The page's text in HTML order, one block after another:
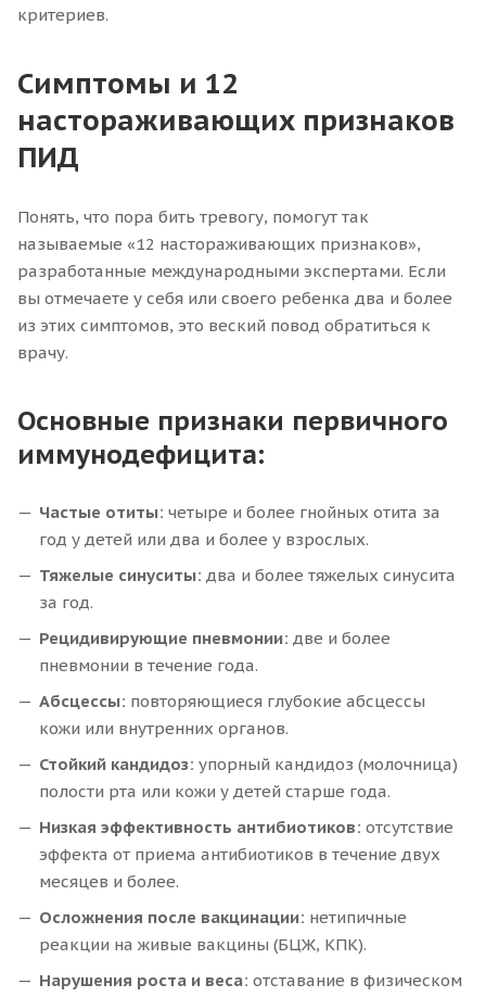
критериев.
Симптомы и 12
настораживающих признаков
ПИД
Понять, что пора бить тревогу, помогут так
называемые «12 настораживающих признаков»,
разработанные международными экспертами. Если
вы отмечаете у себя или своего ребенка два и более
из этих симптомов, это веский повод обратиться к
врачу.
Основные признаки первичного
иммунодефицита:
Частые отиты: четыре и более гнойных отита за
год у детей или два и более у взрослых.
Тяжелые синуситы: два и более тяжелых синусита
за год.
Рецидивирующие пневмонии: две и более
пневмонии в течение года.
Абсцессы: повторяющиеся глубокие абсцессы
кожи или внутренних органов.
Стойкий кандидоз: упорный кандидоз (молочница)
полости рта или кожи у детей старше года.
Низкая эффективность антибиотиков: отсутствие
эффекта от приема антибиотиков в течение двух
месяцев и более.
Осложнения после вакцинации: нетипичные
реакции на живые вакцины (БЦЖ, КПК).
Нарушения роста и веса: отставание в физическом